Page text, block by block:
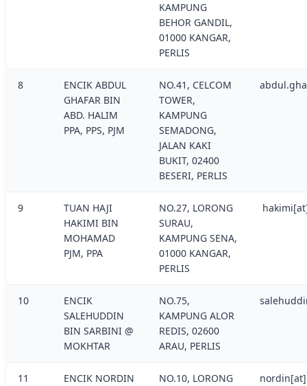
KAMPUNG
BEHOR GANDIL,
01000 KANGAR,
PERLIS
8
ENCIK ABDUL
GHAFAR BIN
ABD. HALIM
PPA, PPS, PJM
NO.41, CELCOM
TOWER,
KAMPUNG
SEMADONG,
JALAN KAKI
BUKIT, 02400
BESERI, PERLIS
9
TUAN HAJI
HAKIMI BIN
MOHAMAD
PJM, PPA
NO.27, LORONG
SURAU,
KAMPUNG SENA,
01000 KANGAR,
PERLIS
10
ENCIK
SALEHUDDIN
BIN SARBINI @
MOKHTAR
NO.75,
KAMPUNG ALOR
REDIS, 02600
ARAU, PERLIS
11
ENCIK NORDIN
NO.10, LORONG